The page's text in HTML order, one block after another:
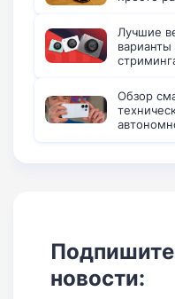
Лучшие
Обзор
новости: